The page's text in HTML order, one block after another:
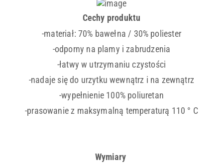
Cechy produktu
-materiał: 70% bawełna / 30% poliester
-odporny na plamy i zabrudzenia
-łatwy w utrzymaniu czystości
-nadaje się do urzytku wewnątrz i na zewnątrz
-wypełnienie 100% poliuretan
-prasowanie z maksymalną temperaturą 110 ° C
Wymiary